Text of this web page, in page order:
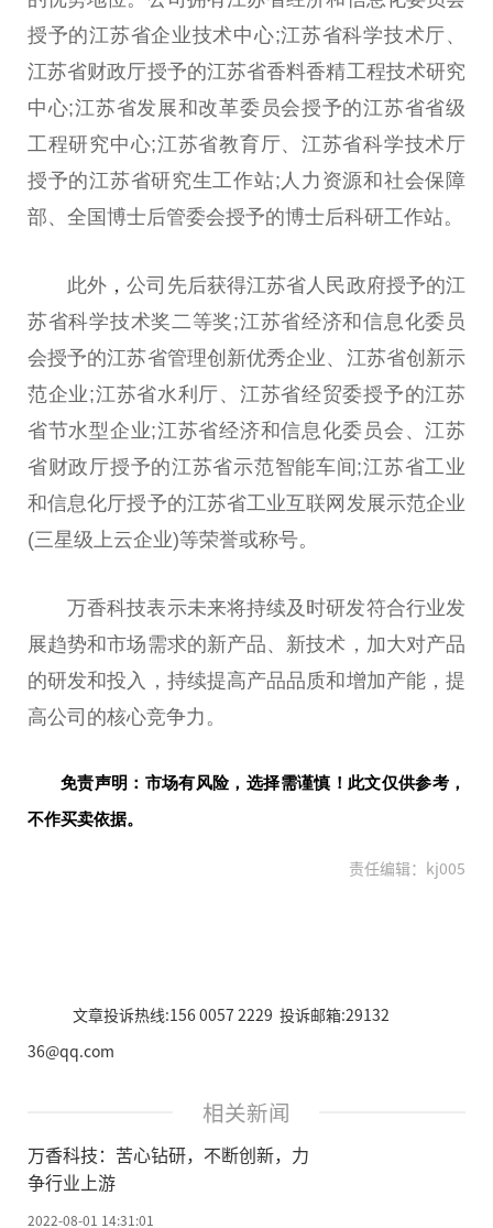
授予的江苏省企业技术中心;江苏省科学技术厅、
江苏省财政厅授予的江苏省香料香精工程技术研究
中心;江苏省发展和改革委员会授予的江苏省省级
工程研究中心;江苏省教育厅、江苏省科学技术厅
授予的江苏省研究生工作站;人力资源和社会保障
部、全国博士后管委会授予的博士后科研工作站。
此外 ，公司先后获得江苏省 人民政府授予的江
苏省科学技术奖二等奖;江苏省经济和信息化委员
会授予的江苏省管理创新优秀企业、江苏省创新示
范企业;江苏省水利厅、江苏省经贸委授予的江苏
省节水型企业;江苏省经济和信息化委员会、江苏
省财政厅授予的江苏省示范智能车间;江苏省工业
和信息化厅授予的江苏省工业互联网发展示范企业
(三星级上云企业)等荣誉或称号。
万香科技表示未来将持续及时研发符合行业发
展趋势和市场需求的新产品、新技术，加大对产品
的研发和投入，持续提高产品品质和增加产能，提
高公司的核心竞争力。
免责声明：市场有风险，选择需谨慎！此文仅供参考，
不作买卖依据。
责任编辑：kj005
文章投诉热线:156 0057 2229 投诉邮箱:29132
36@qq.com
相关新闻
万香科技：苦心钻研，不断创新，力
争行业上游
2022-08-01 14:31:01